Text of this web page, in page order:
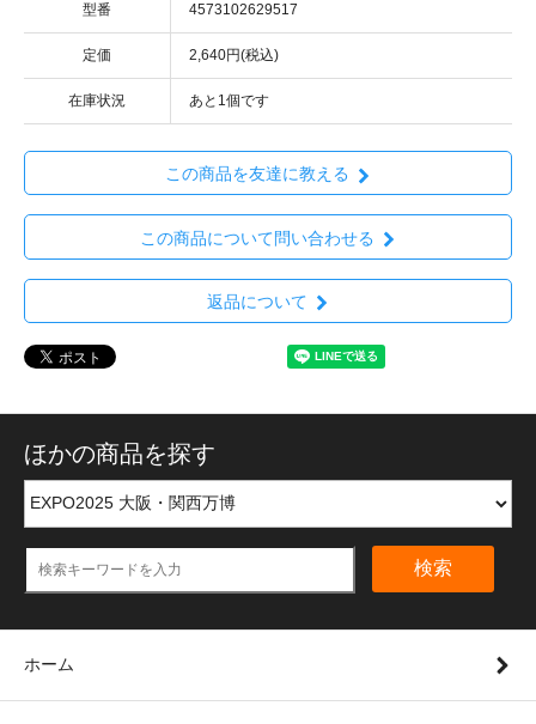
型番 4573102629517
定価 2,640円(税込)
在庫状況 あと1個です
この商品を友達に教える
この商品について問い合わせる
返品について
ほかの商品を探す
検索
ホーム